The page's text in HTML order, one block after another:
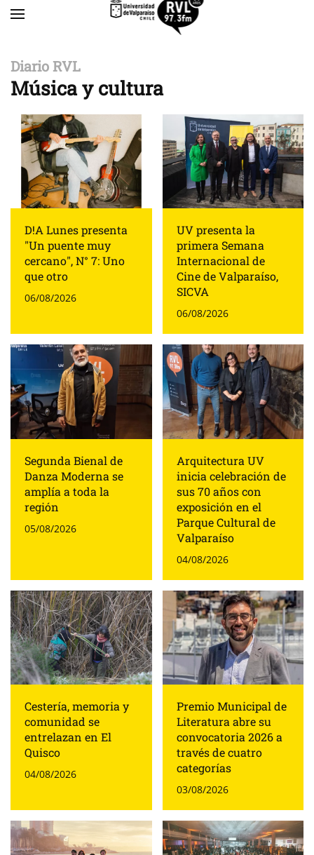
Diario RVL
Música y cultura
D!A Lunes presenta
"Un puente muy
cercano", N° 7: Uno
que otro
06/08/2026
UV presenta la
primera Semana
Internacional de
Cine de Valparaíso,
SICVA
06/08/2026
Segunda Bienal de
Danza Moderna se
amplía a toda la
región
05/08/2026
Arquitectura UV
inicia celebración de
sus 70 años con
exposición en el
Parque Cultural de
Valparaíso
04/08/2026
Cestería, memoria y
comunidad se
entrelazan en El
Quisco
04/08/2026
Premio Municipal de
Literatura abre su
convocatoria 2026 a
través de cuatro
categorías
03/08/2026